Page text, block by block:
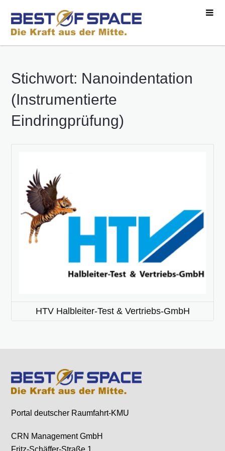
Stichwort: Nanoindentation
(Instrumentierte
Eindringprüfung)
HTV Halbleiter-Test & Vertriebs-GmbH
Portal deutscher Raumfahrt-KMU
CRN Management GmbH
Fritz-Schäffer-Straße 1